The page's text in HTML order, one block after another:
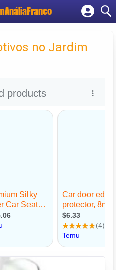
empresa
conta no Jardim